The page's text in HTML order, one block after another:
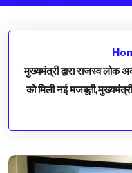
मुख्यमंत्री द्वारा राजस्व लोक
को मिली नई